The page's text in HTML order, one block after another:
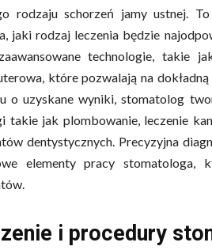
rodzaju schorzeń jamy ustnej.
jaki rodzaj leczenia będzie
technologie, takie
które pozwalają na
o uzyskane wyniki, stomatolog
takie jak plombowanie, leczenie
dentystycznych. Precyzyjna
elementy pracy stomatologa,
i procedury